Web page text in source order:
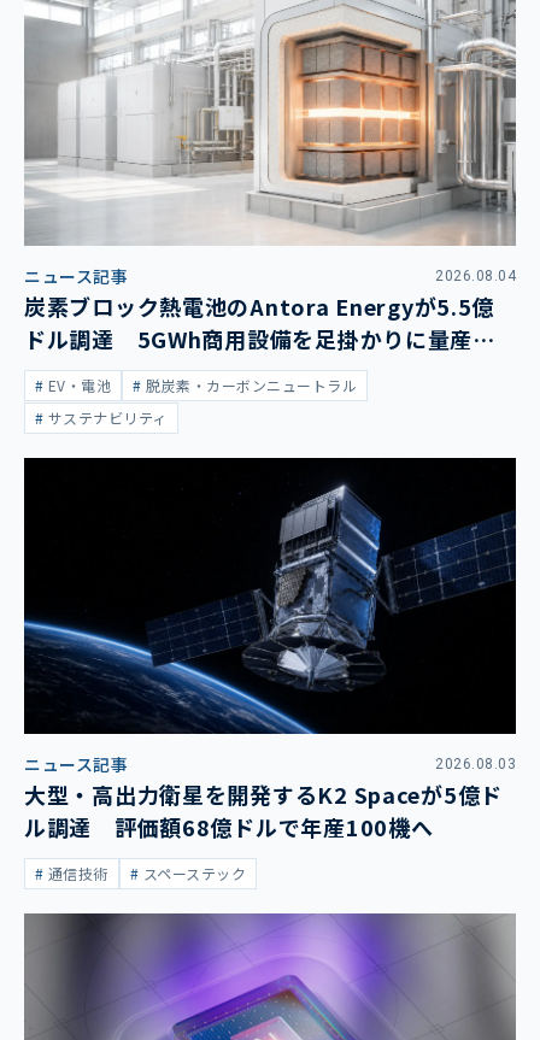
ニュース記事 2026.08.04
炭素ブロック熱電池のAntora Energyが5.5億
ドル調達 5GWh商用設備を足掛かりに量産拡
大EV・電池
脱炭素・カーボンニュートラル
サステナビリティ
ニュース記事 2026.08.03
大型・高出力衛星を開発するK2 Spaceが5億ド
ル調達 評価額68億ドルで年産100機へ
通信技術 スペーステック